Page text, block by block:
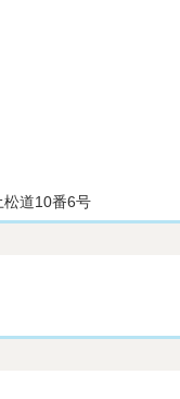
道10番6号